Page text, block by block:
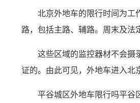
北京外地车的限行时间为工
路，包括主路、辅路。周末及法
这些区域的监控器材不会摄
证的。由此可见，外地车进入北
平谷城区外地车限行吗平谷